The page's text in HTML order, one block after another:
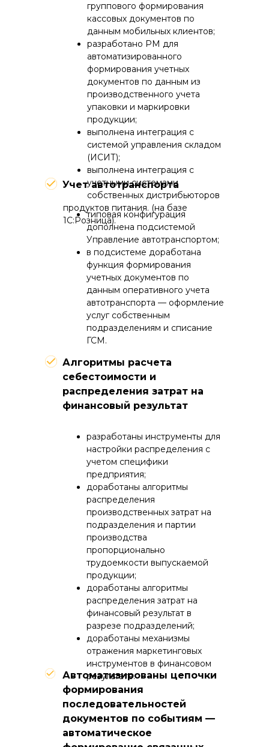
Автоматизированы цепочки
формирования
последовательностей
документов по событиям —
автоматическое
Алгоритмы расчета
себестоимости и
распределения затрат на
финансовый результат
разработаны инструменты для
настройки распределения с
учетом специфики
предприятия;
доработаны алгоритмы
распределения
производственных затрат на
подразделения и партии
производства
пропорционально
трудоемкости выпускаемой
продукции;
доработаны алгоритмы
распределения затрат на
финансовый результат в
разрезе подразделений;
доработаны механизмы
отражения маркетинговых
инструментов в финансовом
результате.
Учет автотранспорта
типовая конфигурация
дополнена подсистемой
Управление автотранспортом;
в подсистеме доработана
функция формирования
учетных документов по
данным оперативного учета
автотранспорта — оформление
услуг собственным
подразделениям и списание
ГСМ.
группового формирования
кассовых документов по
данным мобильных клиентов;
разработано РМ для
автоматизированного
формирования учетных
документов по данным из
производственного учета
упаковки и маркировки
продукции;
выполнена интеграция с
системой управления складом
(ИСИТ);
выполнена интеграция с
учетными системами
собственных дистрибьюторов
продуктов питания. (на базе
1С:Розница).